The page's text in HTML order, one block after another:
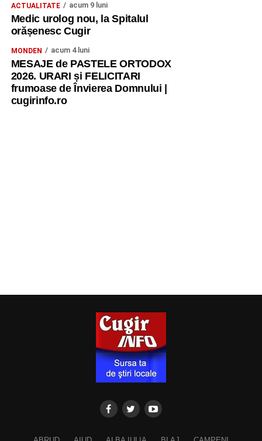
ACTUALITATE acum 9 luni
Medic urolog nou, la Spitalul
orășenesc Cugir
MONDEN acum 4 luni
MESAJE de PASTELE ORTODOX
2026. URARI și FELICITARI
frumoase de Învierea Domnului |
cugirinfo.ro